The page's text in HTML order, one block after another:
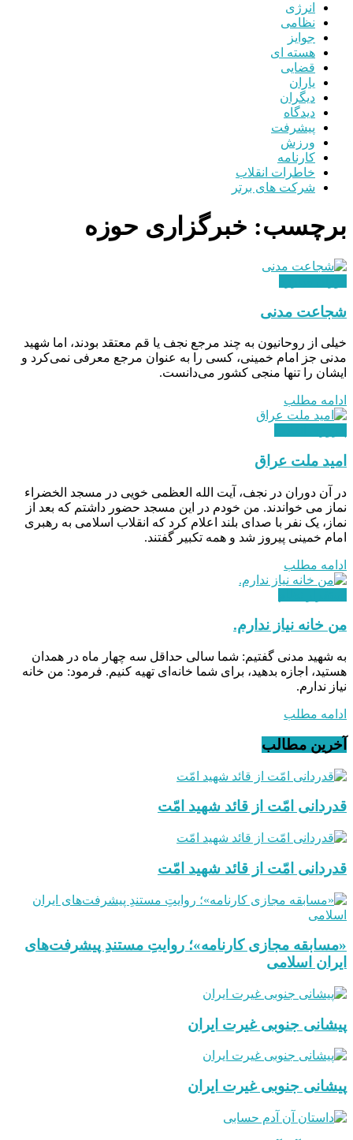
انرژی
نظامی
جوایز
هسته ای
قضایی
یاران
دیگران
دیدگاه
پیشرفت
ورزش
کارنامه
خاطرات انقلاب
شرکت های برتر
برچسب: خبرگزاری حوزه
شجاعت مدنی
خیلی از روحانیون به چند مرجع نجف یا قم معتقد بودند، اما شهید
مدنی جز امام خمینی، کسی را به عنوان مرجع معرفی نمی‌کرد و
ایشان را تنها منجی کشور می‌دانست.
ادامه مطلب
امید ملت عراق
در آن دوران در نجف، آیت الله العظمی خویی در مسجد الخضراء
نماز می خواندند. من خودم در این مسجد حضور داشتم که بعد از
نماز، یک نفر با صدای بلند اعلام کرد که انقلاب اسلامی به رهبری
امام خمینی پیروز شد و همه تکبیر گفتند.
ادامه مطلب
من خانه نیاز ندارم.
به شهید مدنی گفتیم: شما سالی حداقل سه چهار ماه در همدان
هستید، اجازه بدهید، برای شما خانه‌ای تهیه کنیم. فرمود: من خانه
نیاز ندارم.
ادامه مطلب
آخرین مطالب
قدردانی امّت از قائد شهید امّت
قدردانی امّت از قائد شهید امّت
«مسابقه مجازی کارنامه»؛ روایتِ مستندِ پیشرفت‌های
ایران اسلامی
پیشانی جنوبی غیرت ایران
پیشانی جنوبی غیرت ایران